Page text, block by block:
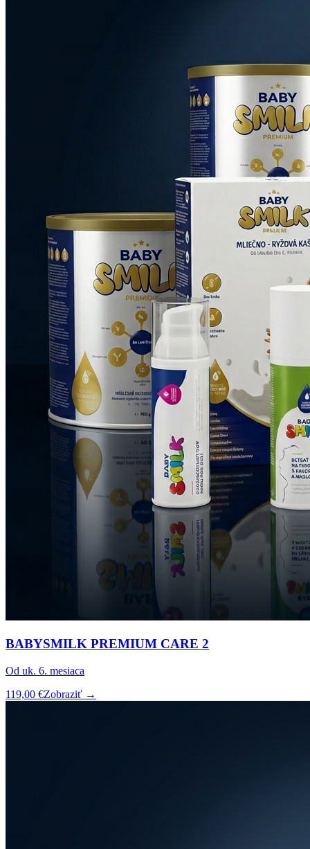
BABYSMILK PREMIUM CARE 2
Od uk. 6. mesiaca
119,00 €Zobraziť →